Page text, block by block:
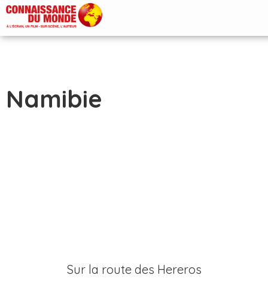
Namibie
Sur la route des Hereros